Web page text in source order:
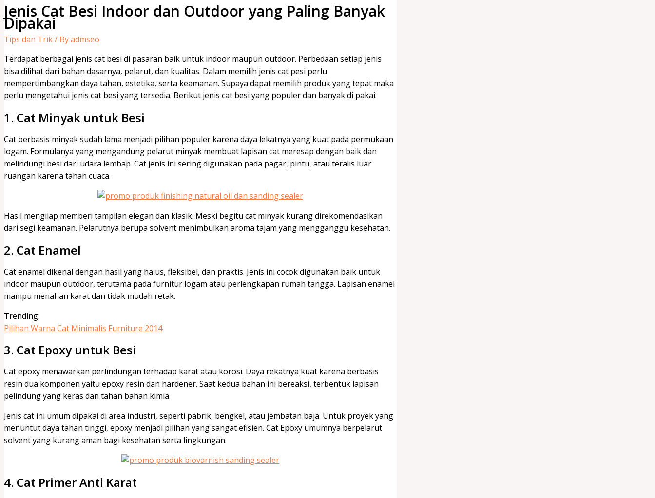
Jenis Cat Besi Indoor dan Outdoor yang Paling Banyak
Dipakai
Tips dan Trik/ Byadmseo
Terdapat berbagai jenis cat besi di pasaran baik untuk indoor maupun outdoor. Perbedaan setiap jenis
bisa dilihat dari bahan dasarnya, pelarut, dan kualitas. Dalam memilih jenis cat pesi perlu
mempertimbangkan daya tahan, estetika, serta keamanan. Supaya dapat memilih produk yang tepat maka
perlu mengetahui jenis cat besi yang tersedia. Berikut jenis cat besi yang populer dan banyak di pakai.
1. Cat Minyak untuk Besi
Cat berbasis minyak sudah lama menjadi pilihan populer karena daya lekatnya yang kuat pada permukaan
logam. Formulanya yang mengandung pelarut minyak membuat lapisan cat meresap dengan baik dan
melindungi besi dari udara lembap. Cat jenis ini sering digunakan pada pagar, pintu, atau teralis luar
ruangan karena tahan cuaca.
Hasil mengilap memberi tampilan elegan dan klasik. Meski begitu cat minyak kurang direkomendasikan
dari segi keamanan. Pelarutnya berupa solvent menimbulkan aroma tajam yang mengganggu kesehatan.
2. Cat Enamel
Cat enamel dikenal dengan hasil yang halus, fleksibel, dan praktis. Jenis ini cocok digunakan baik untuk
indoor maupun outdoor, terutama pada furnitur logam atau perlengkapan rumah tangga. Lapisan enamel
mampu menahan karat dan tidak mudah retak.
Trending:
Pilihan Warna Cat Minimalis Furniture 2014
3. Cat Epoxy untuk Besi
Cat epoxy menawarkan perlindungan terhadap karat atau korosi. Daya rekatnya kuat karena berbasis
resin dua komponen yaitu epoxy resin dan hardener. Saat kedua bahan ini bereaksi, terbentuk lapisan
pelindung yang keras dan tahan bahan kimia.
Jenis cat ini umum dipakai di area industri, seperti pabrik, bengkel, atau jembatan baja. Untuk proyek yang
menuntut daya tahan tinggi, epoxy menjadi pilihan yang sangat efisien. Cat Epoxy umumnya berpelarut
solvent yang kurang aman bagi kesehatan serta lingkungan.
4. Cat Primer Anti Karat